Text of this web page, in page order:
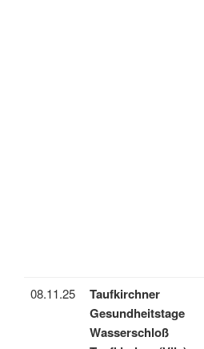
08.11.25
Taufkirchner
Gesundheitstage
Wasserschloß